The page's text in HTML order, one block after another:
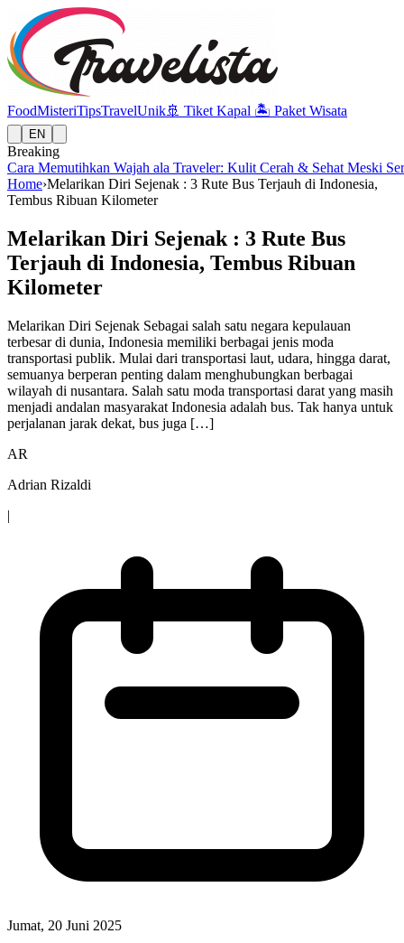
FoodMisteriTipsTravelUnik🚢 Tiket Kapal 🏝️ Paket Wisata
EN
Breaking
Cara Memutihkan Wajah ala Traveler: Kulit Cerah & Sehat Meski
Home›Melarikan Diri Sejenak : 3 Rute Bus Terjauh di Indonesia,
Tembus Ribuan Kilometer
Melarikan Diri Sejenak : 3 Rute Bus
Terjauh di Indonesia, Tembus Ribuan
Kilometer
Melarikan Diri Sejenak Sebagai salah satu negara kepulauan
terbesar di dunia, Indonesia memiliki berbagai jenis moda
transportasi publik. Mulai dari transportasi laut, udara, hingga darat,
semuanya berperan penting dalam menghubungkan berbagai
wilayah di nusantara. Salah satu moda transportasi darat yang masih
menjadi andalan masyarakat Indonesia adalah bus. Tak hanya untuk
perjalanan jarak dekat, bus juga […]
AR
Adrian Rizaldi
|
Jumat, 20 Juni 2025